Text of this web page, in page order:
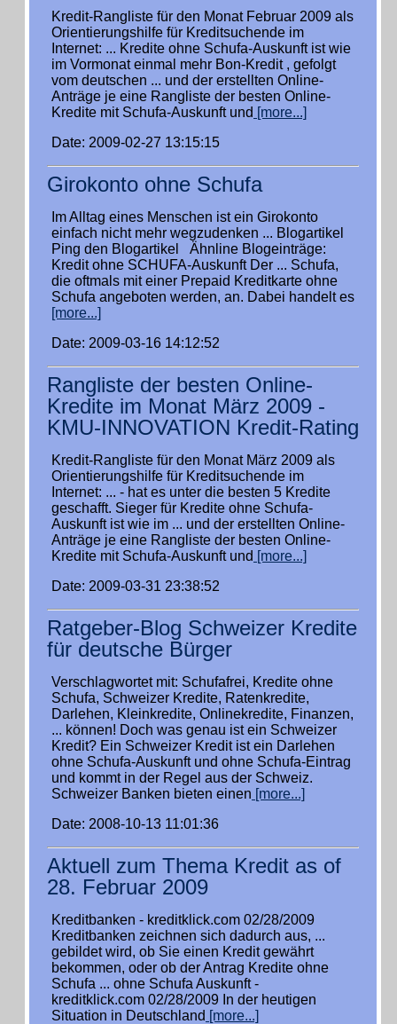
Kredit-Rangliste für den Monat Februar 2009 als
Orientierungshilfe für Kreditsuchende im
Internet: ... Kredite ohne Schufa-Auskunft ist wie
im Vormonat einmal mehr Bon-Kredit , gefolgt
vom deutschen ... und der erstellten Online-
Anträge je eine Rangliste der besten Online-
Kredite mit Schufa-Auskunft und [more...]
Date: 2009-02-27 13:15:15
Girokonto ohne Schufa
Im Alltag eines Menschen ist ein Girokonto
einfach nicht mehr wegzudenken ... Blogartikel
Ping den Blogartikel Ähnline Blogeinträge:
Kredit ohne SCHUFA-Auskunft Der ... Schufa,
die oftmals mit einer Prepaid Kreditkarte ohne
Schufa angeboten werden, an. Dabei handelt es
[more...]
Date: 2009-03-16 14:12:52
Rangliste der besten Online-
Kredite im Monat März 2009 -
KMU-INNOVATION Kredit-Rating
Kredit-Rangliste für den Monat März 2009 als
Orientierungshilfe für Kreditsuchende im
Internet: ... - hat es unter die besten 5 Kredite
geschafft. Sieger für Kredite ohne Schufa-
Auskunft ist wie im ... und der erstellten Online-
Anträge je eine Rangliste der besten Online-
Kredite mit Schufa-Auskunft und [more...]
Date: 2009-03-31 23:38:52
Ratgeber-Blog Schweizer Kredite
für deutsche Bürger
Verschlagwortet mit: Schufafrei, Kredite ohne
Schufa, Schweizer Kredite, Ratenkredite,
Darlehen, Kleinkredite, Onlinekredite, Finanzen,
... können! Doch was genau ist ein Schweizer
Kredit? Ein Schweizer Kredit ist ein Darlehen
ohne Schufa-Auskunft und ohne Schufa-Eintrag
und kommt in der Regel aus der Schweiz.
Schweizer Banken bieten einen [more...]
Date: 2008-10-13 11:01:36
Aktuell zum Thema Kredit as of
28. Februar 2009
Kreditbanken - kreditklick.com 02/28/2009
Kreditbanken zeichnen sich dadurch aus, ...
gebildet wird, ob Sie einen Kredit gewährt
bekommen, oder ob der Antrag Kredite ohne
Schufa ... ohne Schufa Auskunft -
kreditklick.com 02/28/2009 In der heutigen
Situation in Deutschland [more...]